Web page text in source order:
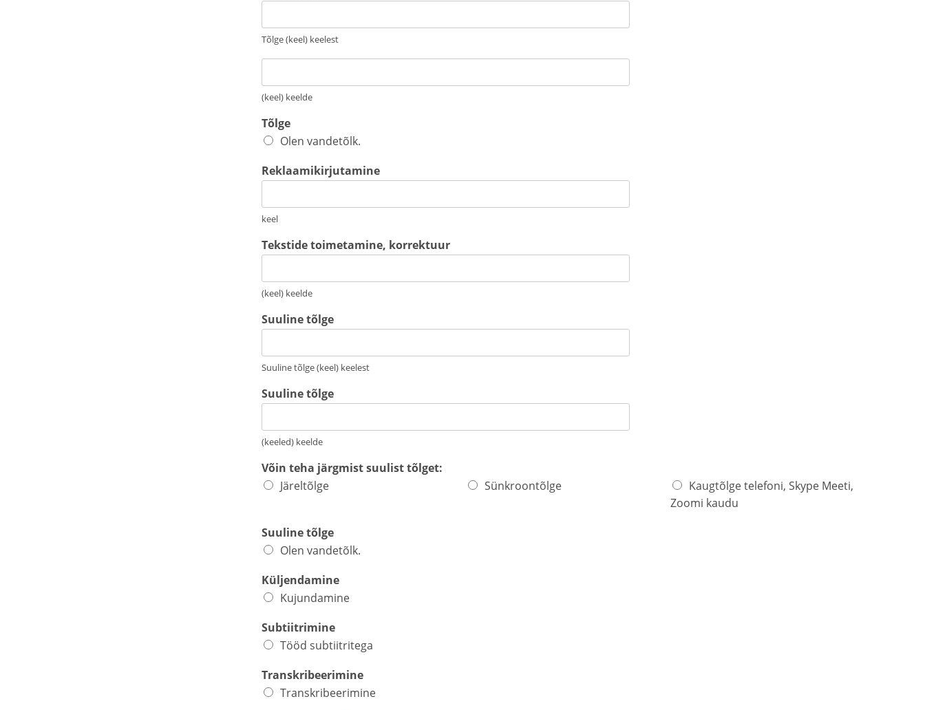
Tõlge (keel) keelest
V
i
n
t
e
h
:
(keel) keelde
Tõlge
Olen vandetõlk.
Reklaamikirjutamine
keel
Tekstide toimetamine, korrektuur
(keel) keelde
Suuline tõlge
Suuline tõlge (keel) keelest
Suuline tõlge
(keeled) keelde
Võin teha järgmist suulist tõlget:
Järeltõlge
Sünkroontõlge
Kaugtõlge telefoni, Skype Meeti,
Zoomi kaudu
Suuline tõlge
Olen vandetõlk.
Küljendamine
Kujundamine
Subtiitrimine
Tööd subtiitritega
Transkribeerimine
Transkribeerimine